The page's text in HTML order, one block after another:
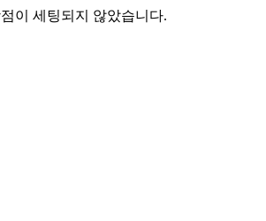
점이 세팅되지 않았습니다.